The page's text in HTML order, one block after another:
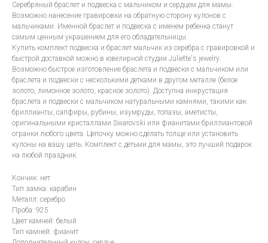
Серебряный браслет и подвеска с мальчиком и сердцем для мамы.
Возможно нанесение гравировки на обратную сторону кулонов с
мальчиками. Именной браслет и подвеска с именем ребенка станут
самым ценным украшением для его обладательницы.
Купить комплект подвеска и браслет мальчик из серебра с гравировкой и
быстрой доставкой можно в ювелирной студии Juliette's jewelry.
Возможно быстрое изготовление браслета и подвески с мальчиком или
браслета и подвески с несколькими детками в другом металле (белое
золото, лимонное золото, красное золото). Доступна инкрустация
браслета и подвески с мальчиком натуральными камнями, такими как
бриллианты, сапфиры, рубины, изумруды, топазы, аметисты,
оригинальными кристаллами Swarovski или фианитами бриллиантовой
огранки любого цвета. Цепочку можно сделать толще или установить
кулоны на вашу цепь. Комплект с детьми для мамы, это лучший подарок
на любой праздник.
Кончик: нет
Тип замка: карабин
Металл: серебро
Проба: 925
Цвет камней: белый
Тип камней: фианит